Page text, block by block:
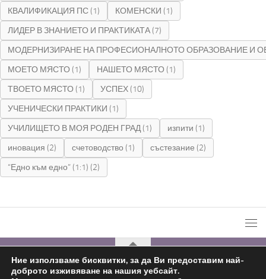
КВАЛИФИКАЦИЯ ПС(1) КОМЕНСКИ (1)
ЛИДЕР В ЗНАНИЕТО И ПРАКТИКАТА(7)
МОДЕРНИЗИРАНЕ НА ПРОФЕСИОНАЛНОТО ОБРАЗОВАНИЕ И
МОЕТО МЯСТО (1) НАШЕТО МЯСТО (1)
ТВОЕТО МЯСТО (1) УСПЕХ(10)
УЧЕНИЧЕСКИ ПРАКТИКИ (1)
УЧИЛИЩЕТО В МОЯ РОДЕН ГРАД(1) изпити (1)
иновация (2) счетоводство (1) състезание (2)
“Едно към едно” (1:1) (2)
С подкрепата наНиколай Комнев2019 - 2026
Ние използваме бисквитки, за да Ви предоставим най-
доброто изживяване на нашия уебсайт.